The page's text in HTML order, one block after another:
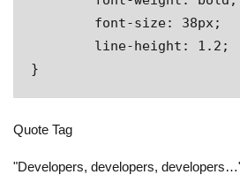
}
Quote Tag
Developers, developers, developers…